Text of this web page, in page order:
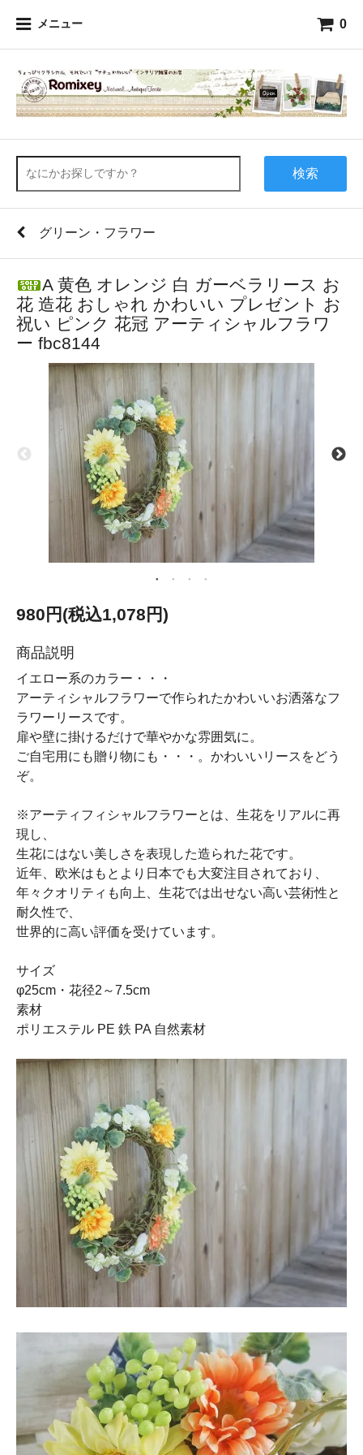
メニュー 0
検索
グリーン・フラワー
A 黄色 オレンジ 白 ガーベラリース お
花 造花 おしゃれ かわいい プレゼント お
祝い ピンク 花冠 アーティシャルフラワ
ー fbc8144
980円(税込1,078円)
商品説明
イエロー系のカラー・・・
アーティシャルフラワーで作られたかわいいお洒落なフ
ラワーリースです。
扉や壁に掛けるだけで華やかな雰囲気に。
ご自宅用にも贈り物にも・・・。かわいいリースをどう
ぞ。
※アーティフィシャルフラワーとは、生花をリアルに再
現し、
生花にはない美しさを表現した造られた花です。
近年、欧米はもとより日本でも大変注目されており、
年々クオリティも向上、生花では出せない高い芸術性と
耐久性で、
世界的に高い評価を受けています。
サイズ
φ25cm・花径2～7.5cm
素材
ポリエステル PE 鉄 PA 自然素材